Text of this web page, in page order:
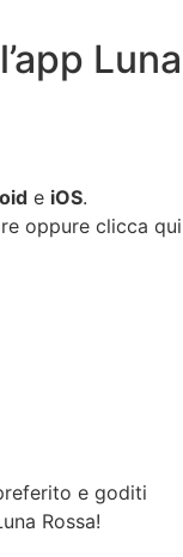
Luna
e iOS.
oppure clicca qui
e goditi
Rossa!